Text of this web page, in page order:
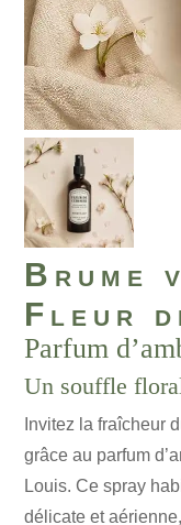
Brume
Fleur
Parfum
Un souffle
Invitez la fraîcheur
grâce au parfum
Louis. Ce spray
délicate et